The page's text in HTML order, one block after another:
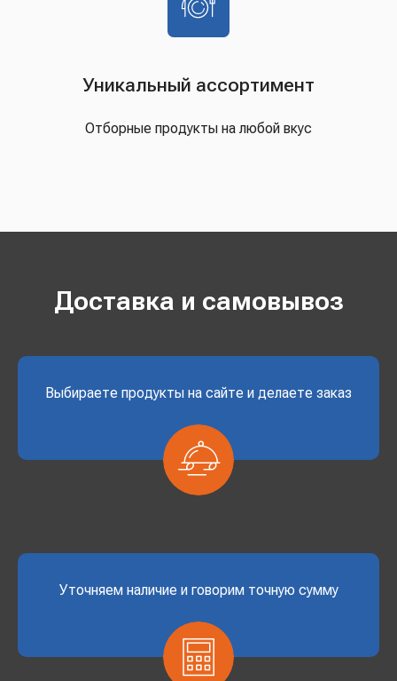
Уникальный ассортимент
Отборные продукты на любой вкус
Доставка и самовывоз
Выбираете продукты на сайте и делаете заказ
Уточняем наличие и говорим точную сумму